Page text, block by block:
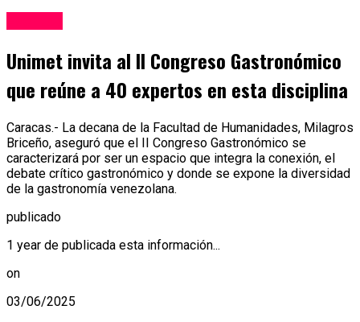
Unimet invita al II Congreso Gastronómico
que reúne a 40 expertos en esta disciplina
Caracas.- La decana de la Facultad de Humanidades, Milagros
Briceño, aseguró que el II Congreso Gastronómico se
caracterizará por ser un espacio que integra la conexión, el
debate crítico gastronómico y donde se expone la diversidad
de la gastronomía venezolana.
publicado
1 year de publicada esta información...
on
03/06/2025